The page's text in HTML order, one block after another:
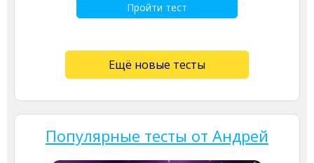
Пройти тест
Ещё новые тесты
Популярные тесты от Андрей